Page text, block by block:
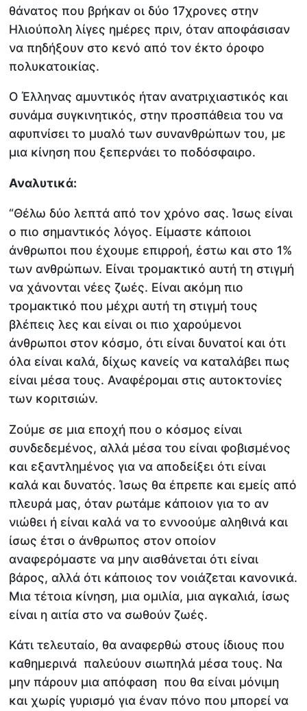
θάνατος που βρήκαν οι δύο 17χρονες στην
Ηλιούπολη λίγες ημέρες πριν, όταν αποφάσισαν
να πηδήξουν στο κενό από τον έκτο όροφο
πολυκατοικίας.
Ο Έλληνας αμυντικός ήταν ανατριχιαστικός και
συνάμα συγκινητικός, στην προσπάθεια του να
αφυπνίσει το μυαλό των συνανθρώπων του, με
μια κίνηση που ξεπερνάει το ποδόσφαιρο.
Αναλυτικά:
“Θέλω δύο λεπτά από τον χρόνο σας. Ίσως είναι
ο πιο σημαντικός λόγος. Είμαστε κάποιοι
άνθρωποι που έχουμε επιρροή, έστω και στο 1%
των ανθρώπων. Είναι τρομακτικό αυτή τη στιγμή
να χάνονται νέες ζωές. Είναι ακόμη πιο
τρομακτικό που μέχρι αυτή τη στιγμή τους
βλέπεις λες και είναι οι πιο χαρούμενοι
άνθρωποι στον κόσμο, ότι είναι δυνατοί και ότι
όλα είναι καλά, δίχως κανείς να καταλάβει πως
είναι μέσα τους. Αναφέρομαι στις αυτοκτονίες
των κοριτσιών.
Ζούμε σε μια εποχή που ο κόσμος είναι
συνδεδεμένος, αλλά μέσα του είναι φοβισμένος
και εξαντλημένος για να αποδείξει ότι είναι
καλά και δυνατός. Ίσως θα έπρεπε και εμείς από
πλευρά μας, όταν ρωτάμε κάποιον για το αν
νιώθει ή είναι καλά να το εννοούμε αληθινά και
ίσως έτσι ο άνθρωπος στον οποίον
αναφερόμαστε να μην αισθάνεται ότι είναι
βάρος, αλλά ότι κάποιος τον νοιάζεται κανονικά.
Μια τέτοια κίνηση, μια ομιλία, μια αγκαλιά, ίσως
είναι η αιτία στο να σωθούν ζωές.
Κάτι τελευταίο, θα αναφερθώ στους ίδιους που
καθημερινά παλεύουν σιωπηλά μέσα τους. Να
μην πάρουν μια απόφαση που θα είναι μόνιμη
και χωρίς γυρισμό για έναν πόνο που μπορεί να